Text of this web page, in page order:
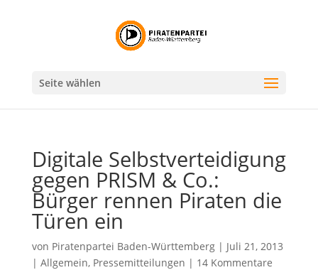
Seite wählen
Digitale Selbstverteidigung
gegen PRISM & Co.:
Bürger rennen Piraten die
Türen ein
von Piratenpartei Baden-Württemberg| Juli 21, 2013
| Allgemein, Pressemitteilungen | 14 Kommentare